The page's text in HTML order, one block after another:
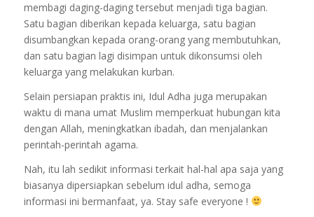
membagi daging-daging tersebut menjadi tiga bagian.
Satu bagian diberikan kepada keluarga, satu bagian
disumbangkan kepada orang-orang yang membutuhkan,
dan satu bagian lagi disimpan untuk dikonsumsi oleh
keluarga yang melakukan kurban.
Selain persiapan praktis ini, Idul Adha juga merupakan
waktu di mana umat Muslim memperkuat hubungan kita
dengan Allah, meningkatkan ibadah, dan menjalankan
perintah-perintah agama.
Nah, itu lah sedikit informasi terkait hal-hal apa saja yang
biasanya dipersiapkan sebelum idul adha, semoga
informasi ini bermanfaat, ya. Stay safe everyone !